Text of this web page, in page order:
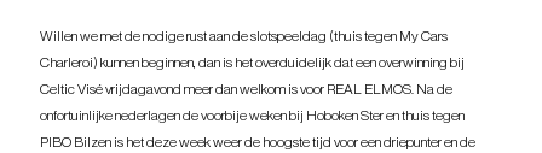
Willen we met de nodige rust aan de slotspeeldag (thuis tegen My Cars
Charleroi) kunnen beginnen, dan is het overduidelijk dat een overwinning bij
Celtic Visé vrijdagavond meer dan welkom is voor REAL ELMOS. Na de
onfortuinlijke nederlagen de voorbije weken bij Hoboken Ster en thuis tegen
PIBO Bilzen is het deze week weer de hoogste tijd voor een driepunter en de